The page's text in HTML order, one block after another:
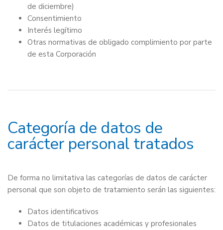
de diciembre)
Consentimiento
Interés legítimo
Otras normativas de obligado complimiento por parte
de esta Corporación
Categoría de datos de
carácter personal tratados
De forma no limitativa las categorías de datos de carácter
personal que son objeto de tratamiento serán las siguientes:
Datos identificativos
Datos de titulaciones académicas y profesionales